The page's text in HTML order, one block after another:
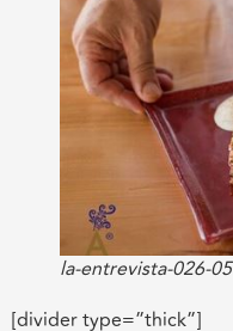
la-entrevista-026-05
[divider type=”thick”]